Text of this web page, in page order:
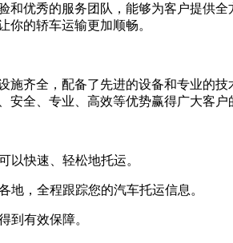
优秀的服务团队，能够为客户提供
的轿车运输更加顺畅。
齐全，配备了先进的设备和专业的
全、专业、高效等优势赢得广大客户
以快速、轻松地托运。
地，全程跟踪您的汽车托运信息。
到有效保障。